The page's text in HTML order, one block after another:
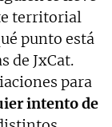
territorial
punto está
de JxCat.
para
intento de